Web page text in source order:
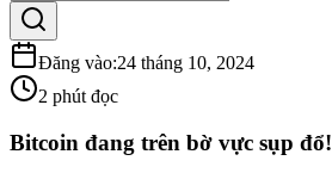
Đăng vào:24 tháng 10, 2024
2 phút đọc
Bitcoin đang trên bờ vực sụp đổ!